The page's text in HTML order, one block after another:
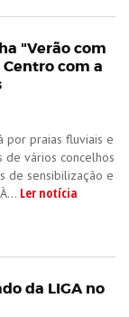
"Verão com
com a
por praias fluviais e
de vários concelhos
de sensibilização e
Ler notícia
da LIGA no